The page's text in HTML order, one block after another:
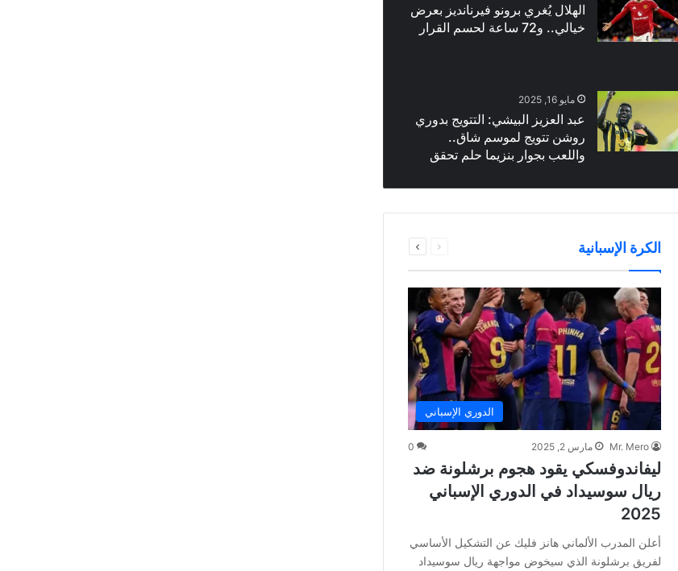
الهلال يُغري برونو فيرنانديز بعرض
خيالي.. و72 ساعة لحسم القرار
مايو 16, 2025
عبد العزيز البيشي: التتويج بدوري
روشن تتويج لموسم شاق..
واللعب بجوار بنزيما حلم تحقق
الكرة الإسبانية الصفحةالصفحة
الدوري الإسباني
Mr. Mero مارس 2, 2025 0
ليفاندوفسكي يقود هجوم برشلونة ضد
ريال سوسيداد في الدوري الإسباني
2025
أعلن المدرب الألماني هانز فليك عن التشكيل الأساسي
لفريق برشلونة الذي سيخوض مواجهة ريال سوسيداد